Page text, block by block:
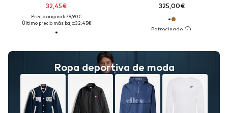
32,45€
Precio original: 79,90€
Último precio más bajo:32,45€
Ropa deportiva de moda
325,00€